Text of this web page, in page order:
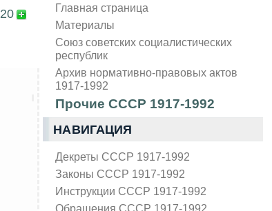
Главная страница
Материалы
Союз советских социалистических
республик
Архив нормативно-правовых актов
1917-1992
Прочие СССР 1917-1992
НАВИГАЦИЯ
Декреты СССР 1917-1992
Законы СССР 1917-1992
Инструкции СССР 1917-1992
Обращения СССР 1917-1992
20